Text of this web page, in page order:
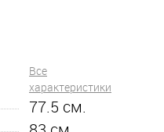
Все
характеристики
77.5 см.